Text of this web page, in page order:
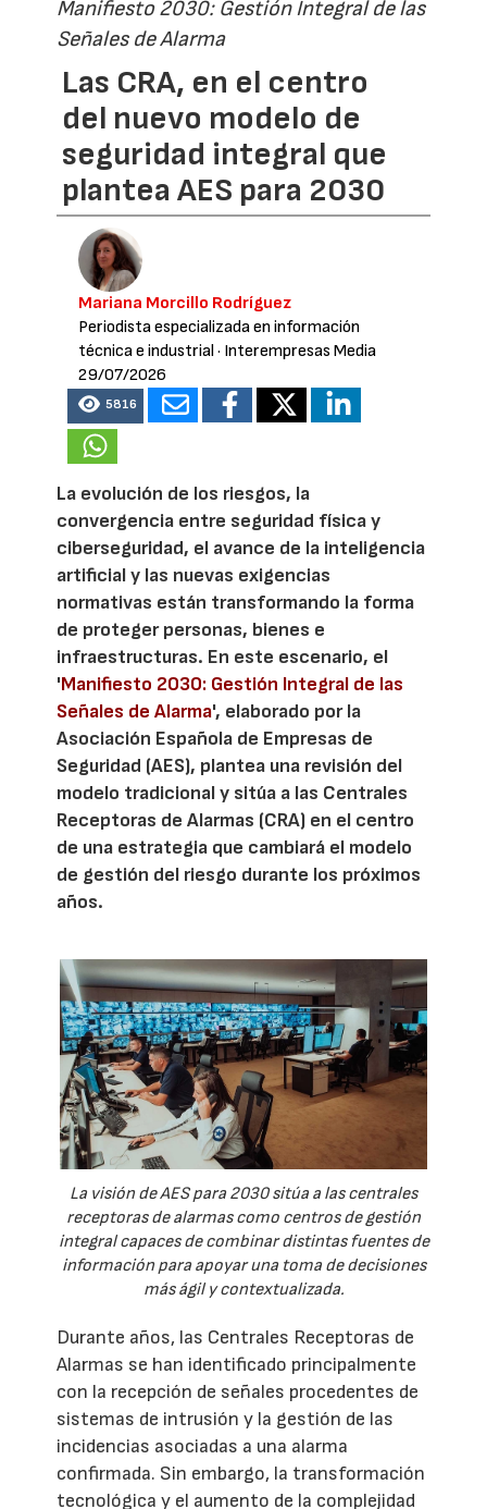
Manifiesto 2030: Gestión Integral de las
Señales de Alarma
Las CRA, en el centro
del nuevo modelo de
seguridad integral que
plantea AES para 2030
Mariana Morcillo Rodríguez
Periodista especializada en información
técnica e industrial· Interempresas Media
29/07/2026
5816
La evolución de los riesgos, la
convergencia entre seguridad física y
ciberseguridad, el avance de la inteligencia
artificial y las nuevas exigencias
normativas están transformando la forma
de proteger personas, bienes e
infraestructuras. En este escenario, el
'Manifiesto 2030: Gestión Integral de las
Señales de Alarma', elaborado por la
Asociación Española de Empresas de
Seguridad (AES), plantea una revisión del
modelo tradicional y sitúa a las Centrales
Receptoras de Alarmas (CRA) en el centro
de una estrategia que cambiará el modelo
de gestión del riesgo durante los próximos
años.
La visión de AES para 2030 sitúa a las centrales
receptoras de alarmas como centros de gestión
integral capaces de combinar distintas fuentes de
información para apoyar una toma de decisiones
más ágil y contextualizada.
Durante años, las Centrales Receptoras de
Alarmas se han identificado principalmente
con la recepción de señales procedentes de
sistemas de intrusión y la gestión de las
incidencias asociadas a una alarma
confirmada. Sin embargo, la transformación
tecnológica y el aumento de la complejidad